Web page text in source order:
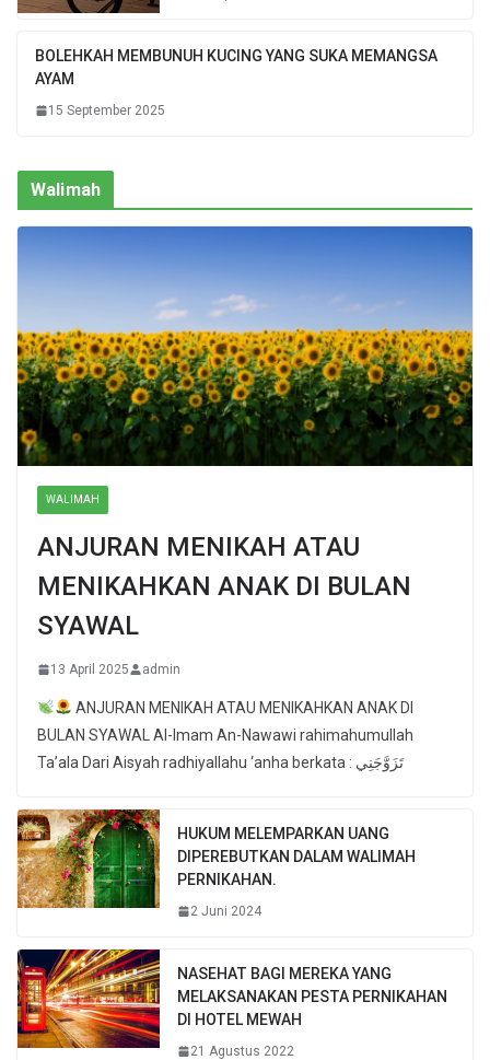
BOLEHKAH MEMBUNUH KUCING YANG SUKA MEMANGSA
AYAM
15 September 2025
Walimah
WALIMAH
ANJURAN MENIKAH ATAU
MENIKAHKAN ANAK DI BULAN
SYAWAL
13 April 2025 admin
ANJURAN MENIKAH ATAU MENIKAHKAN ANAK DI
BULAN SYAWAL Al-Imam An-Nawawi rahimahumullah
Ta’ala Dari Aisyah radhiyallahu ‘anha berkata : تَزَوَّجَنِي
HUKUM MELEMPARKAN UANG
DIPEREBUTKAN DALAM WALIMAH
PERNIKAHAN.
2 Juni 2024
NASEHAT BAGI MEREKA YANG
MELAKSANAKAN PESTA PERNIKAHAN
DI HOTEL MEWAH
21 Agustus 2022